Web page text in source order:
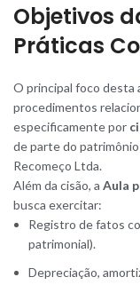
Objetivos
Práticas
O principal foco desta
procedimentos
especificamente por
de parte do
Recomeço Ltda.
Além da cisão, a Aula
busca exercitar:
Registro de fatos
patrimonial).
Depreciação,